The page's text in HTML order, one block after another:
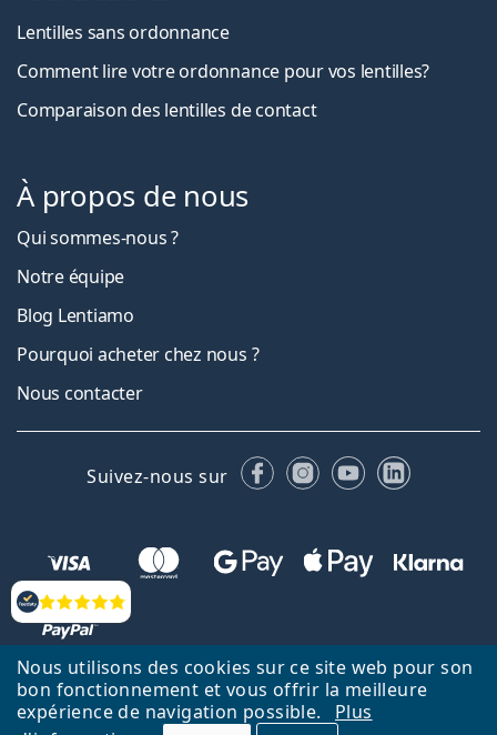
Nous utilisons des cookies sur ce site web pour son
bon fonctionnement et vous offrir la meilleure
expérience de navigation possible.
Plus
Évaluation
Lentilles sans ordonnance
Comment lire votre ordonnance pour vos lentilles?
Comparaison des lentilles de contact
À propos de nous
Qui sommes-nous ?
Notre équipe
Blog Lentiamo
Pourquoi acheter chez nous ?
Nous contacter
Suivez-nous sur FacebookInstagram
YouTubeLinkedIn
Retour à la page d'accueil
Haut